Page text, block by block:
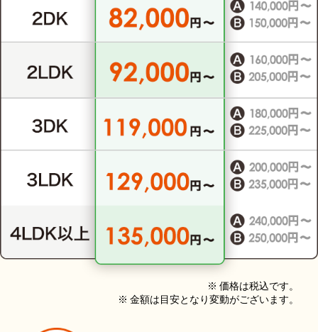
※ 価格は税込です。
※ 金額は目安となり変動がございます。